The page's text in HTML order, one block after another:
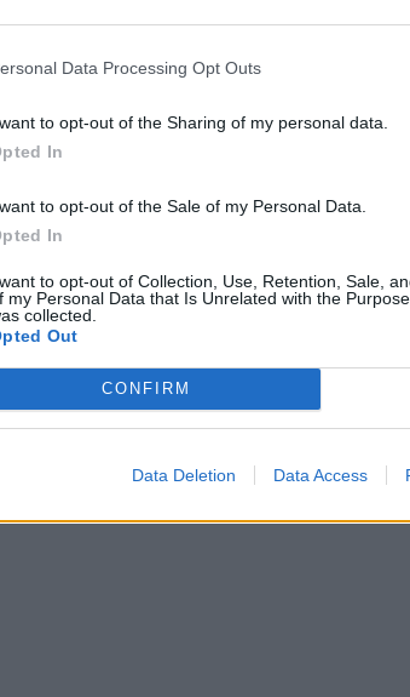
Data Processing Opt Outs
to opt-out of the Sharing of my personal data.
In
to opt-out of the Sale of my Personal Data.
In
to opt-out of Collection, Use, Retention, Sale,
my Personal Data that Is Unrelated with the
collected.
Out
CONFIRM
Data Deletion Data Access